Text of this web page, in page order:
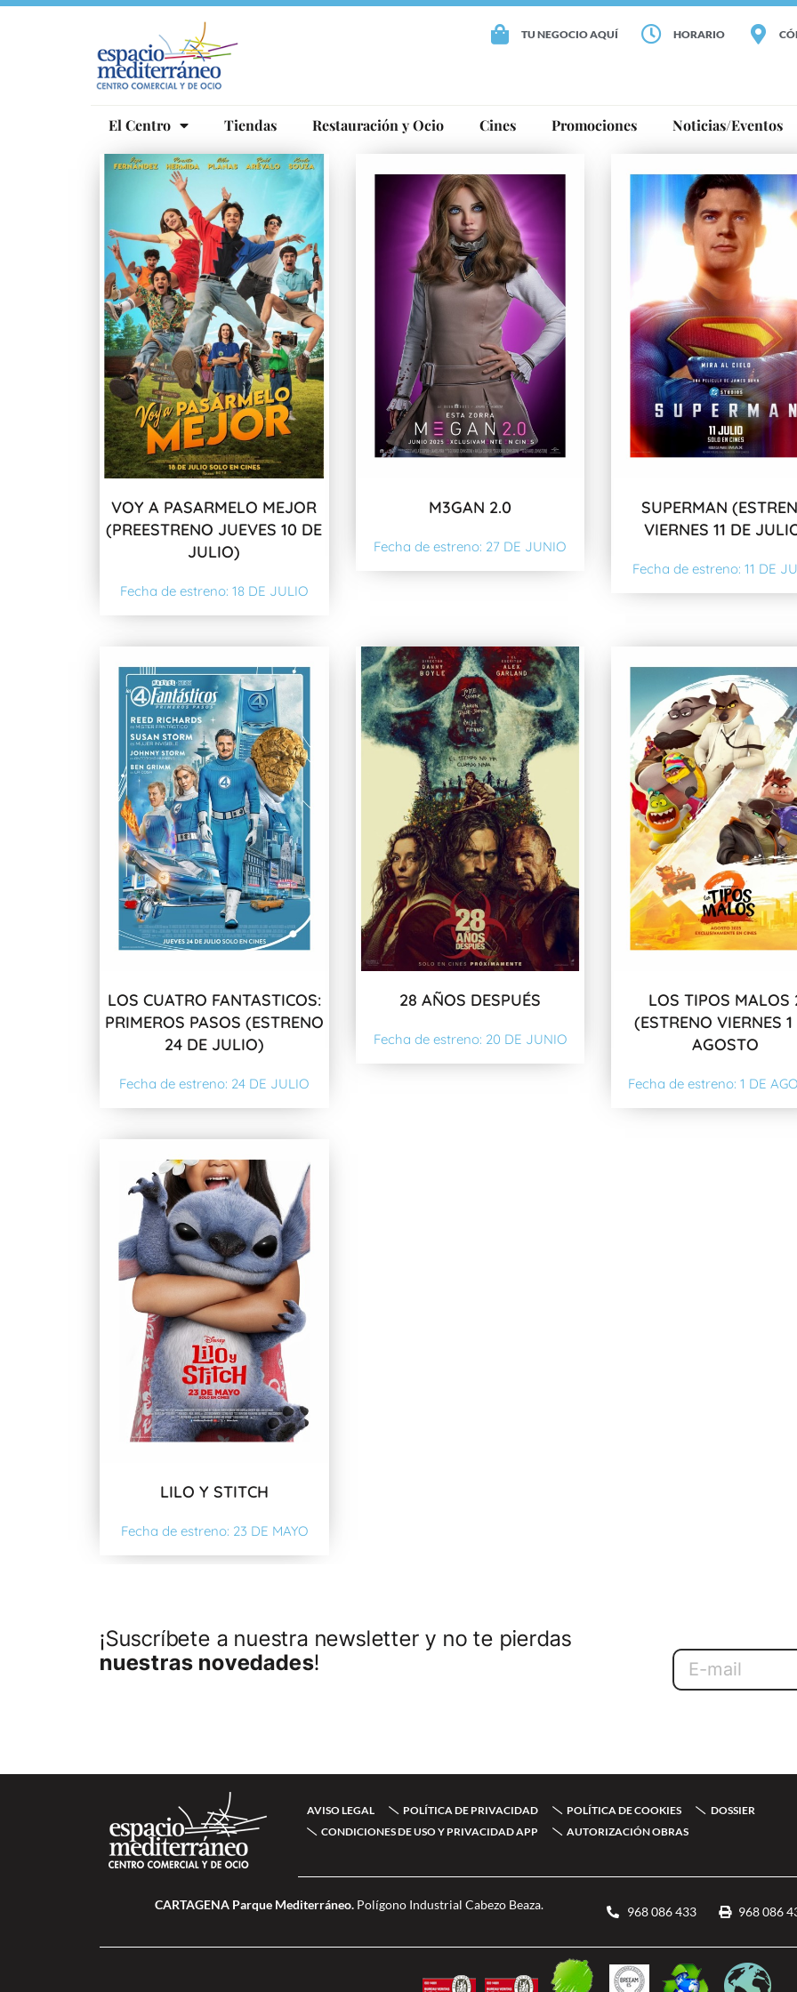
Ir
TU NEGOCIO AQUÍ HORARIO
El Centro Tiendas Restauración y Ocio Cines Promociones Noticias/Eventos
VOY A PASARMELO MEJOR
(PREESTRENO JUEVES 10 DE
JULIO)
Fecha de estreno: 18 DE JULIO
M3GAN 2.0
Fecha de estreno: 27 DE JUNIO
SUPERMAN
VIERNES 11 DE
Fecha de estreno: 11 DE
LOS CUATRO FANTASTICOS:
PRIMEROS PASOS (ESTRENO
24 DE JULIO)
Fecha de estreno: 24 DE JULIO
28 AÑOS DESPUÉS
Fecha de estreno: 20 DE JUNIO
LOS TIPOS MALOS
(ESTRENO VIERNES 1
AGOSTO
Fecha de estreno: 1 DE
LILO Y STITCH
Fecha de estreno: 23 DE MAYO
¡Suscríbete a nuestra newsletter y no te pierdas
nuestras novedades! Email
AVISO LEGAL POLÍTICA DE PRIVACIDAD POLÍTICA DE COOKIES
DOSSIER
CONDICIONES DE USO Y PRIVACIDAD APP
AUTORIZACIÓN OBRAS
CARTAGENA Parque Mediterráneo. Polígono Industrial Cabezo Beaza. 968 086 433 968 086